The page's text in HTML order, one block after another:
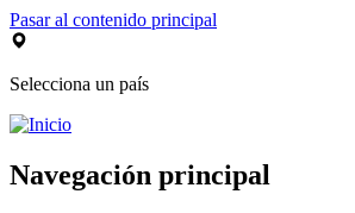
Pasar al contenido principal
Selecciona un país
Navegación principal